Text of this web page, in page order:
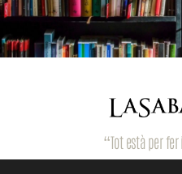
“Tot està per